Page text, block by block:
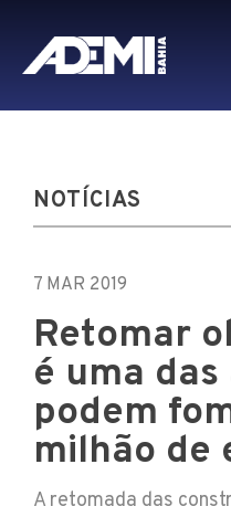
NOTÍCIAS
7 MAR 2019
Retomar
é uma
podem
milhão de
A retomada das